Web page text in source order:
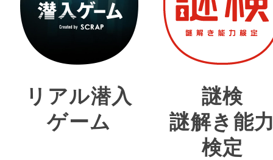
リアル潜入
ゲーム
謎検
謎解き能
検定